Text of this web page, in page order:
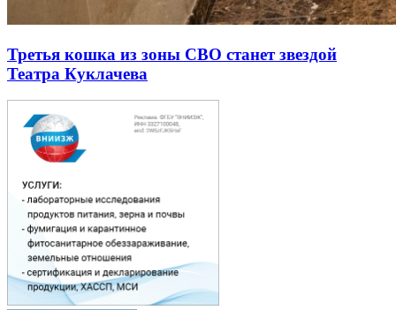
Третья кошка из зоны СВО станет звездой
Театра Куклачева